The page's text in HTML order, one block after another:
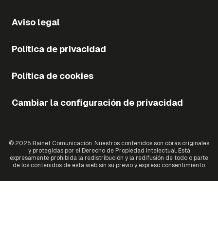
Aviso legal
Política de privacidad
Política de cookies
Cambiar la configuración de privacidad
© 2025 Bainet Comunicación. Nuestros contenidos son obras originales
y protegidas por el Derecho de Propiedad Intelectual. Está
expresamente prohibida la redistribución y la redifusión de todo o parte
de los contenidos de esta web sin su previo y expreso consentimiento.